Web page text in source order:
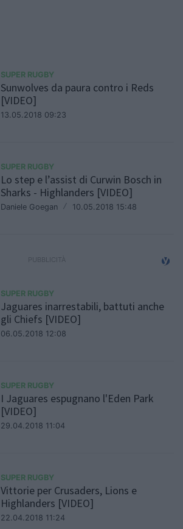
SUPER RUGBY
Sunwolves da paura contro i Reds
[VIDEO]
13.05.2018 09:23
SUPER RUGBY
Lo step e l’assist di Curwin Bosch in
Sharks - Highlanders [VIDEO]
Daniele Goegan / 10.05.2018 15:48
SUPER RUGBY
Jaguares inarrestabili, battuti anche
gli Chiefs [VIDEO]
06.05.2018 12:08
SUPER RUGBY
I Jaguares espugnano l'Eden Park
[VIDEO]
29.04.2018 11:04
SUPER RUGBY
Vittorie per Crusaders, Lions e
Highlanders [VIDEO]
22.04.2018 11:24